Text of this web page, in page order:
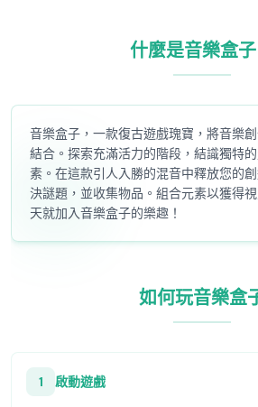
什麼是音樂盒子
音樂盒子，一款復古遊戲瑰寶，將音樂
結合。探索充滿活力的階段，結識獨特
素。在這款引人入勝的混音中釋放您的
決謎題，並收集物品。組合元素以獲得
天就加入音樂盒子的樂趣！
如何玩音樂盒
1 啟動遊戲